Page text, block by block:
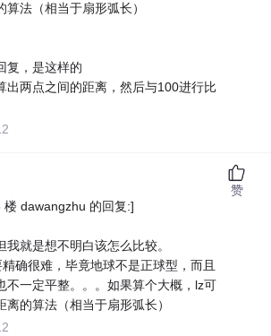
算法（相当于扇形弧长）
复，是这样的
出两点之间的距离，然后与100进行比
楼 dawangzhu 的回复:]
我就是想不明白该怎么比较。
确很难，毕竟地球不是正球型，而且
不一定平整。。。如果算个大概，lz可
离的算法（相当于扇形弧长）
赞